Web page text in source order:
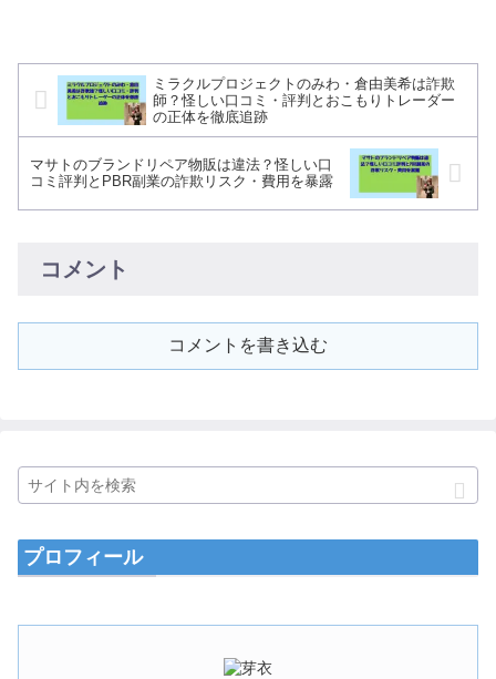
ミラクルプロジェクトのみわ・倉由美希は詐欺
師？怪しい口コミ・評判とおこもりトレーダー
の正体を徹底追跡
マサトのブランドリペア物販は違法？怪しい口
コミ評判とPBR副業の詐欺リスク・費用を暴露
コメント
コメントを書き込む
プロフィール